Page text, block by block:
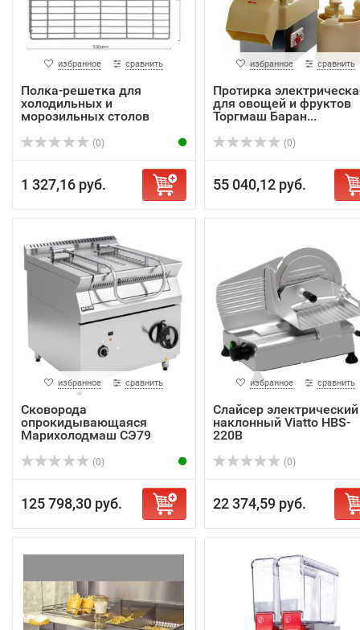
избранное сравнить
Полка-решетка для
холодильных и
морозильных столов
(0)
1 327,16 руб.
избранное сравнить
Протирка
для овощей и фруктов
Торгмаш Баран...
(0)
55 040,12 руб.
избранное сравнить
Сковорода
опрокидывающаяся
Марихолодмаш СЭ79
(0)
125 798,30 руб.
избранное сравнить
Слайсер электрический
наклонный Viatto HBS-
220B
(0)
22 374,59 руб.